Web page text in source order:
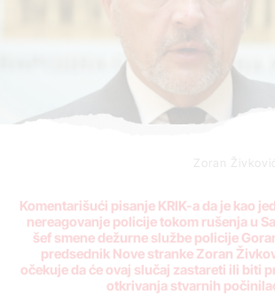
Zoran
Komentarišući pisanje KRIK-a da je kao
nereagovanje policije tokom rušenja u
šef smene dežurne službe policije
predsednik Nove stranke Zoran
očekuje da će ovaj slučaj zastareti ili biti
otkrivanja stvarnih